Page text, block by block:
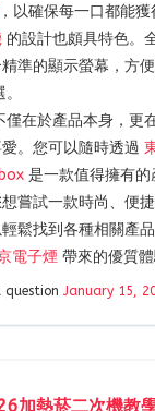
，以確保每一口都能
的設計也頗具特色。
準的顯示螢幕，方
僅在於產品本身，更
。您可以隨時透過
是一款值得擁有
嘗試一款時尚、便
鬆找到各種相關產
電子煙 帶來的優質體
question January 15,
加熱菸二次機教